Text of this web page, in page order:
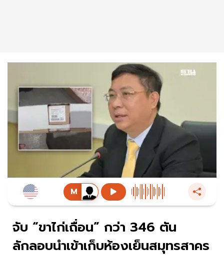
จับ “ขาไก่เถื่อน” กว่า 346 ตัน
ลักลอบนำเข้าเก็บห้องเย็นสมุทรสาคร